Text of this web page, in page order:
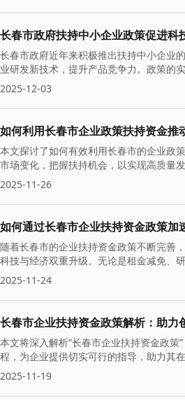
长春市政府扶持中小企业政策促进科
长春市政府近年来积极推出扶持中小企业
业研发新技术，提升产品竞争力。政策的
2025-12-03
如何利用长春市企业政策扶持资金推
本文探讨了如何有效利用长春市的企业政
市场变化，把握扶持机会，以实现高质量
2025-11-26
如何通过长春市企业扶持资金政策加
随着长春市的企业扶持资金政策不断完善
科技与经济双重升级。无论是租金减免、
2025-11-24
长春市企业扶持资金政策解析：助力
本文将深入解析“长春市企业扶持资金政
程，为企业提供切实可行的指导，助力其
2025-11-19